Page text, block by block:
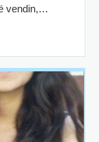
vendin,…